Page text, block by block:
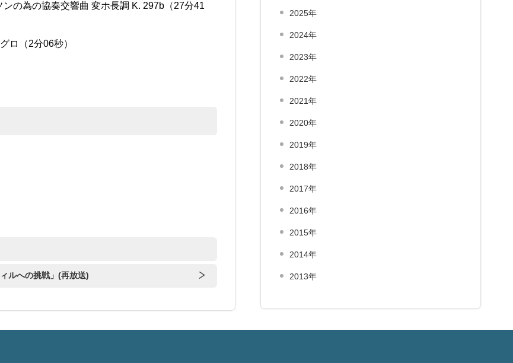
の為の協奏交響曲 変ホ長調 K. 297b（27分41
ロ（2分06秒）
ルへの挑戦」(再放送)
2025年
2024年
2023年
2022年
2021年
2020年
2019年
2018年
2017年
2016年
2015年
2014年
2013年